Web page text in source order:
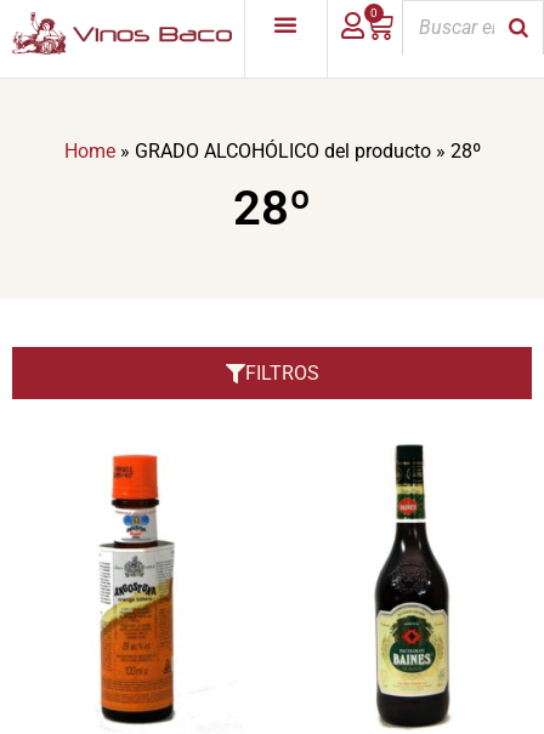
0
Home» GRADO ALCOHÓLICO del producto» 28º
28º
FILTROS